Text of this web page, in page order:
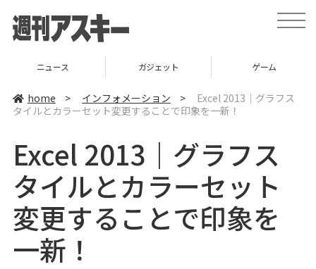
t
o
v
ニュース ガジェット ゲーム
home > インフォメーション >
Excel 2013｜グラフス
タイルとカラーセット変更することで印象を一新！
Excel 2013｜グラフス
タイルとカラーセット
変更することで印象を
一新！